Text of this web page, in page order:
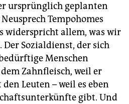
ursprünglich geplanten
Tempohomes
widerspricht allem, was wir
Der Sozialdienst, der sich
Menschen
Zahnfleisch, weil er
Leuten – weil es eben
gibt. Und